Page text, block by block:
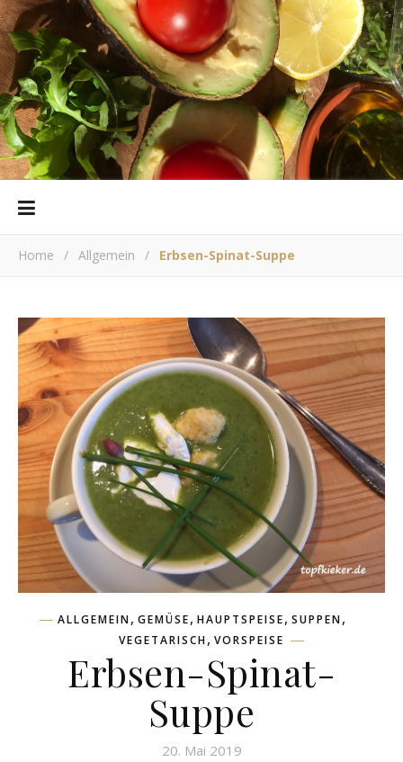
Home / Allgemein / Erbsen-Spinat-Suppe
ALLGEMEIN, GEMÜSE, HAUPTSPEISE, SUPPEN,
VEGETARISCH, VORSPEISE
Erbsen-Spinat-
Suppe
20. Mai 2019